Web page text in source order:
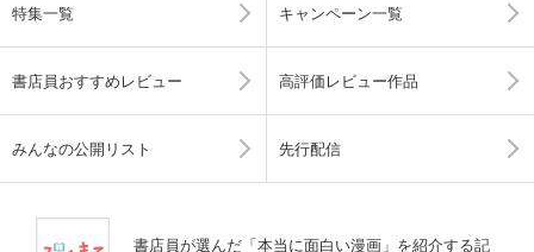
特集一覧 キャンペーン一覧
書店員おすすめレビュー 高評価レビュー作品
みんなの公開リスト 先行配信
書店員が選んだ「本当に面白い漫画」を紹介する記